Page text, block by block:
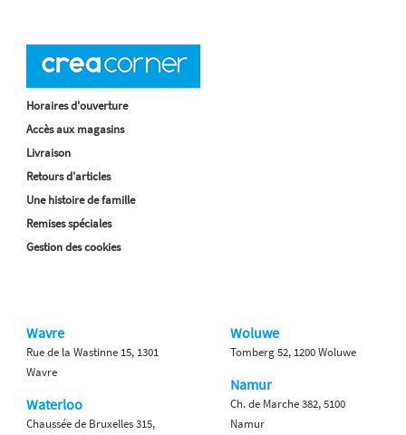
Horaires d'ouverture
Accès aux magasins
Livraison
Retours d'articles
Une histoire de famille
Remises spéciales
Gestion des cookies
Wavre
Rue de la Wastinne 15, 1301
Wavre
Waterloo
Chaussée de Bruxelles 315,
Woluwe
Tomberg 52, 1200 Woluwe
Namur
Ch. de Marche 382, 5100
Namur